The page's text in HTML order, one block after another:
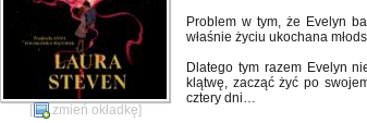
[ zmień okładkę]
Problem w tym, że Evelyn
właśnie życiu ukochana
Dlatego tym razem Evelyn
klątwę, zacząć żyć po
cztery dni…